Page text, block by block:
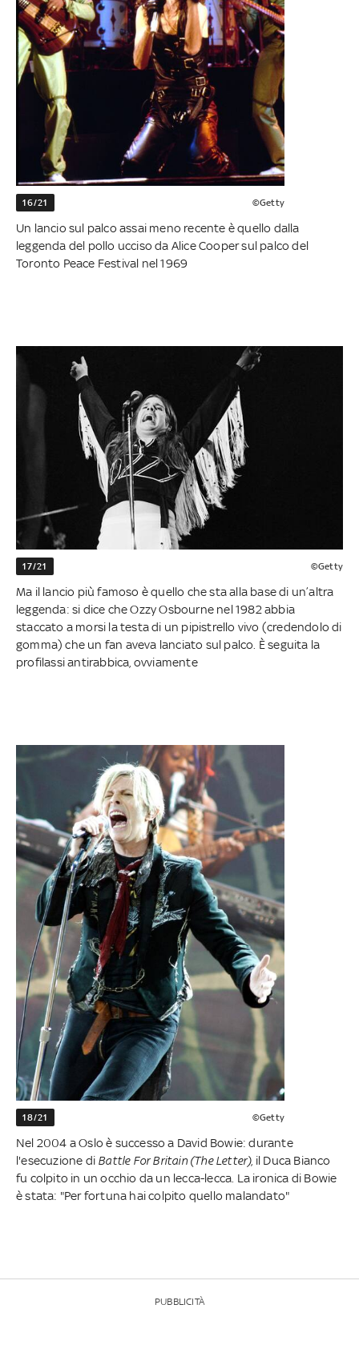
16/21 ©Getty
Un lancio sul palco assai meno recente è quello dalla
leggenda del pollo ucciso da Alice Cooper sul palco del
Toronto Peace Festival nel 1969
17/21 ©Getty
Ma il lancio più famoso è quello che sta alla base di un’altra
leggenda: si dice che Ozzy Osbourne nel 1982 abbia
staccato a morsi la testa di un pipistrello vivo (credendolo di
gomma) che un fan aveva lanciato sul palco. È seguita la
profilassi antirabbica, ovviamente
18/21 ©Getty
Nel 2004 a Oslo è successo a David Bowie: durante
l'esecuzione di Battle For Britain (The Letter), il Duca Bianco
fu colpito in un occhio da un lecca-lecca. La ironica di Bowie
è stata: "Per fortuna hai colpito quello malandato"
PUBBLICITÀ